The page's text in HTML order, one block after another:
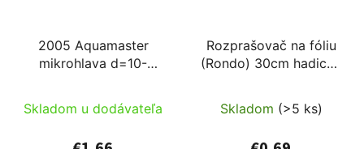
2005 Aquamaster
mikrohlava d=10-
Skladom u dodávateľa
Rozprašovač na fóliu
(Rondo) 30cm hadicou
pripojením
Skladom (>5 ks)